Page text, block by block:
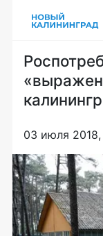
03 июля 2018,